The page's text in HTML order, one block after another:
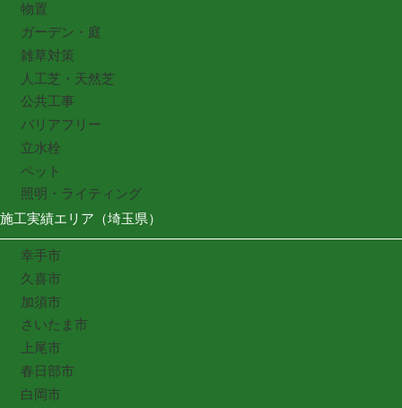
物置
ガーデン・庭
雑草対策
人工芝・天然芝
公共工事
バリアフリー
立水栓
ペット
照明・ライティング
施工実績エリア（埼玉県）
幸手市
久喜市
加須市
さいたま市
上尾市
春日部市
白岡市